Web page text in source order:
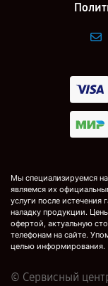
Мы специализируемся
являемся их
услуги после истечения
наладку продукции.
офертой, актуальную
телефонам на сайте.
целью информирования.
© Сервисный